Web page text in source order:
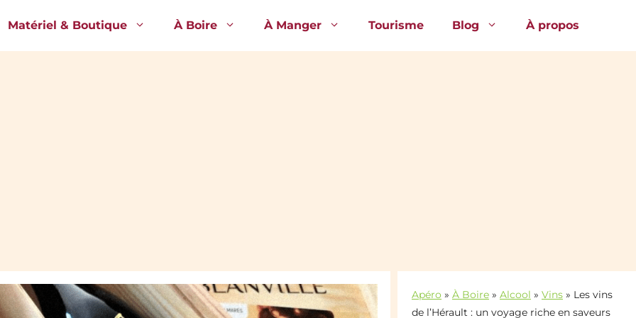
Matériel & Boutique À Boire À Manger Tourisme Blog À propos
Apéro » À Boire » Alcool » Vins » Les vins
de l’Hérault : un voyage riche en saveurs